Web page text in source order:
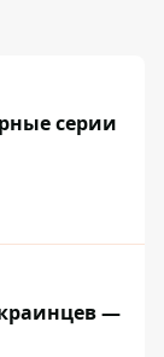
серии
—